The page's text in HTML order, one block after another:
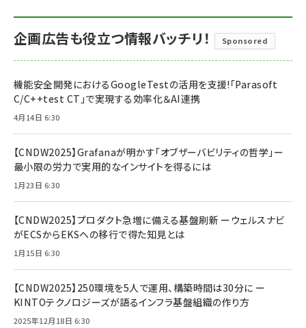
企画広告も役立つ情報バッチリ！ Sponsored
機能安全開発におけるGoogleTestの活用を支援!「Parasoft
C/C++test CT」で実現する効率化＆AI連携
4月14日 6:30
【CNDW2025】Grafanaが明かす「オブザーバビリティの哲学」ー
最小限の労力で実用的なインサイトを得るには
1月23日 6:30
【CNDW2025】プロダクト急増に備える基盤刷新 ーウェルスナビ
がECSからEKSへの移行で得た知見とは
1月15日 6:30
【CNDW2025】250環境を5人で運用、構築時間は30分に ー
KINTOテクノロジーズが語るインフラ基盤組織の作り方
2025年12月18日 6:30